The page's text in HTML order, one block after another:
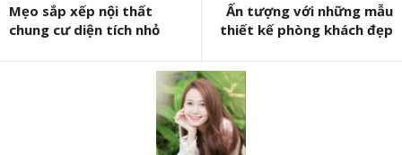
Mẹo sắp xếp nội thất
chung cư diện tích nhỏ
Ấn tượng với những mẫu
thiết kế phòng khách đẹp